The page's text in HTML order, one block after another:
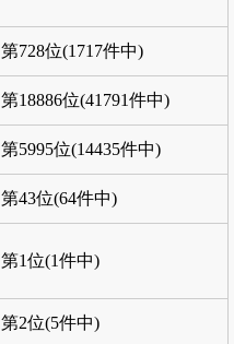
第728位(1717件中)
第18886位(41791件中)
第5995位(14435件中)
第43位(64件中)
第1位(1件中)
第2位(5件中)